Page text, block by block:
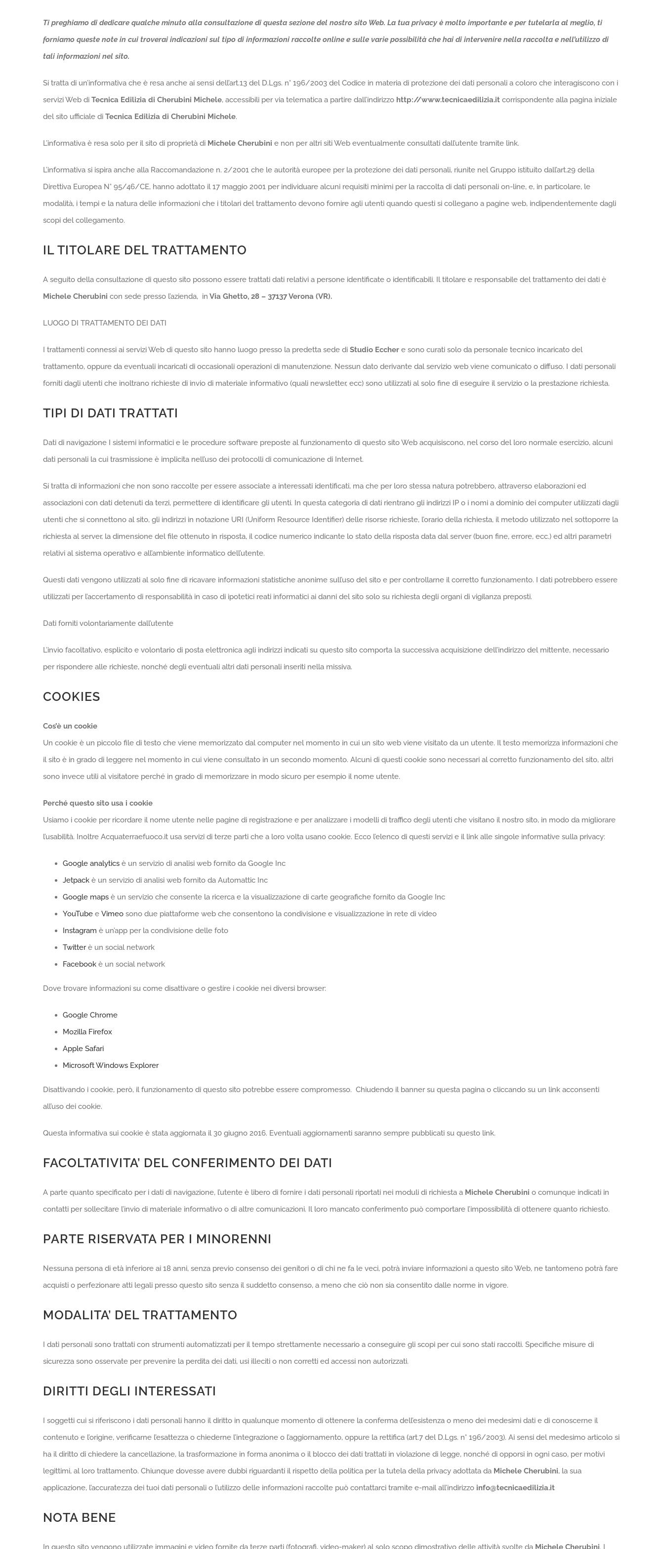
Ti preghiamo di dedicare qualche minuto alla consultazione di questa sezione del nostro sito Web. La tua privacy è molto importante e per tutelarla al meglio, ti
forniamo queste note in cui troverai indicazioni sul tipo di informazioni raccolte online e sulle varie possibilità che hai di intervenire nella raccolta e nell’utilizzo di
tali informazioni nel sito.
Si tratta di un’informativa che è resa anche ai sensi dell’art.13 del D.Lgs. n° 196/2003 del Codice in materia di protezione dei dati personali a coloro che interagiscono con i
servizi Web di Tecnica Edilizia di Cherubini Michele, accessibili per via telematica a partire dall’indirizzo http://www.tecnicaedilizia.it corrispondente alla pagina iniziale
del sito ufficiale di Tecnica Edilizia di Cherubini Michele.
L’informativa è resa solo per il sito di proprietà di Michele Cherubini e non per altri siti Web eventualmente consultati dall’utente tramite link.
L’informativa si ispira anche alla Raccomandazione n. 2/2001 che le autorità europee per la protezione dei dati personali, riunite nel Gruppo istituito dall’art.29 della
Direttiva Europea N° 95/46/CE, hanno adottato il 17 maggio 2001 per individuare alcuni requisiti minimi per la raccolta di dati personali on-line, e, in particolare, le
modalità, i tempi e la natura delle informazioni che i titolari del trattamento devono fornire agli utenti quando questi si collegano a pagine web, indipendentemente dagli
scopi del collegamento.
IL TITOLARE DEL TRATTAMENTO
A seguito della consultazione di questo sito possono essere trattati dati relativi a persone identificate o identificabili. Il titolare e responsabile del trattamento dei dati è
Michele Cherubini con sede presso l’azienda, in Via Ghetto, 28 – 37137 Verona (VR).
LUOGO DI TRATTAMENTO DEI DATI
I trattamenti connessi ai servizi Web di questo sito hanno luogo presso la predetta sede di Studio Eccher e sono curati solo da personale tecnico incaricato del
trattamento, oppure da eventuali incaricati di occasionali operazioni di manutenzione. Nessun dato derivante dal servizio web viene comunicato o diffuso. I dati personali
forniti dagli utenti che inoltrano richieste di invio di materiale informativo (quali newsletter, ecc) sono utilizzati al solo fine di eseguire il servizio o la prestazione richiesta.
TIPI DI DATI TRATTATI
Dati di navigazione I sistemi informatici e le procedure software preposte al funzionamento di questo sito Web acquisiscono, nel corso del loro normale esercizio, alcuni
dati personali la cui trasmissione è implicita nell’uso dei protocolli di comunicazione di Internet.
Si tratta di informazioni che non sono raccolte per essere associate a interessati identificati, ma che per loro stessa natura potrebbero, attraverso elaborazioni ed
associazioni con dati detenuti da terzi, permettere di identificare gli utenti. In questa categoria di dati rientrano gli indirizzi IP o i nomi a dominio dei computer utilizzati dagli
utenti che si connettono al sito, gli indirizzi in notazione URI (Uniform Resource Identifier) delle risorse richieste, l’orario della richiesta, il metodo utilizzato nel sottoporre la
richiesta al server, la dimensione del file ottenuto in risposta, il codice numerico indicante lo stato della risposta data dal server (buon fine, errore, ecc.) ed altri parametri
relativi al sistema operativo e all’ambiente informatico dell’utente.
Questi dati vengono utilizzati al solo fine di ricavare informazioni statistiche anonime sull’uso del sito e per controllarne il corretto funzionamento. I dati potrebbero essere
utilizzati per l’accertamento di responsabilità in caso di ipotetici reati informatici ai danni del sito solo su richiesta degli organi di vigilanza preposti.
Dati forniti volontariamente dall’utente
L’invio facoltativo, esplicito e volontario di posta elettronica agli indirizzi indicati su questo sito comporta la successiva acquisizione dell’indirizzo del mittente, necessario
per rispondere alle richieste, nonché degli eventuali altri dati personali inseriti nella missiva.
COOKIES
Cos’è un cookie
Un cookie è un piccolo file di testo che viene memorizzato dal computer nel momento in cui un sito web viene visitato da un utente. Il testo memorizza informazioni che
il sito è in grado di leggere nel momento in cui viene consultato in un secondo momento. Alcuni di questi cookie sono necessari al corretto funzionamento del sito, altri
sono invece utili al visitatore perché in grado di memorizzare in modo sicuro per esempio il nome utente.
Perché questo sito usa i cookie
Usiamo i cookie per ricordare il nome utente nelle pagine di registrazione e per analizzare i modelli di traffico degli utenti che visitano il nostro sito, in modo da migliorare
l’usabilità. Inoltre Acquaterraefuoco.it usa servizi di terze parti che a loro volta usano cookie. Ecco l’elenco di questi servizi e il link alle singole informative sulla privacy:
Google analytics è un servizio di analisi web fornito da Google Inc
Jetpack è un servizio di analisi web fornito da Automattic Inc
Google maps è un servizio che consente la ricerca e la visualizzazione di carte geografiche fornito da Google Inc
YouTube e Vimeo sono due piattaforme web che consentono la condivisione e visualizzazione in rete di video
Instagram è un’app per la condivisione delle foto
Twitterè un social network
Facebook è un social network
Dove trovare informazioni su come disattivare o gestire i cookie nei diversi browser:
Google Chrome
Mozilla Firefox
Apple Safari
Microsoft Windows Explorer
Disattivando i cookie, però, il funzionamento di questo sito potrebbe essere compromesso. Chiudendo il banner su questa pagina o cliccando su un link acconsenti
all’uso dei cookie.
Questa informativa sui cookie è stata aggiornata il 30 giugno 2016. Eventuali aggiornamenti saranno sempre pubblicati su questo link.
FACOLTATIVITA’ DEL CONFERIMENTO DEI DATI
A parte quanto specificato per i dati di navigazione, l’utente è libero di fornire i dati personali riportati nei moduli di richiesta a Michele Cherubini o comunque indicati in
contatti per sollecitare l’invio di materiale informativo o di altre comunicazioni. Il loro mancato conferimento può comportare l’impossibilità di ottenere quanto richiesto.
PARTE RISERVATA PER I MINORENNI
Nessuna persona di età inferiore ai 18 anni, senza previo consenso dei genitori o di chi ne fa le veci, potrà inviare informazioni a questo sito Web, ne tantomeno potrà fare
acquisti o perfezionare atti legali presso questo sito senza il suddetto consenso, a meno che ciò non sia consentito dalle norme in vigore.
MODALITA’ DEL TRATTAMENTO
I dati personali sono trattati con strumenti automatizzati per il tempo strettamente necessario a conseguire gli scopi per cui sono stati raccolti. Specifiche misure di
sicurezza sono osservate per prevenire la perdita dei dati, usi illeciti o non corretti ed accessi non autorizzati.
DIRITTI DEGLI INTERESSATI
I soggetti cui si riferiscono i dati personali hanno il diritto in qualunque momento di ottenere la conferma dell’esistenza o meno dei medesimi dati e di conoscerne il
contenuto e l’origine, verificarne l’esattezza o chiederne l’integrazione o l’aggiornamento, oppure la rettifica (art.7 del D.Lgs. n° 196/2003). Ai sensi del medesimo articolo si
ha il diritto di chiedere la cancellazione, la trasformazione in forma anonima o il blocco dei dati trattati in violazione di legge, nonché di opporsi in ogni caso, per motivi
legittimi, al loro trattamento. Chiunque dovesse avere dubbi riguardanti il rispetto della politica per la tutela della privacy adottata da Michele Cherubini, la sua
applicazione, l’accuratezza dei tuoi dati personali o l’utilizzo delle informazioni raccolte può contattarci tramite e-mail all’indirizzo info@tecnicaedilizia.it
NOTA BENE
In questo sito vengono utilizzate immagini e video fornite da terze parti (fotografi, video-maker) al solo scopo dimostrativo delle attività svolte da Michele Cherubini. I